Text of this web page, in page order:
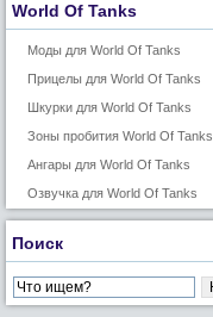
World Of Tanks
Моды для World Of Tanks
Прицелы для World Of Tanks
Шкурки для World Of Tanks
Зоны пробития World Of Tanks
Ангары для World Of Tanks
Озвучка для World Of Tanks
Поиск